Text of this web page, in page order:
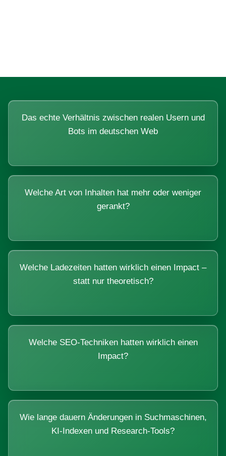
Das echte Verhältnis zwischen realen Usern und
Bots im deutschen Web
Welche Art von Inhalten hat mehr oder weniger
gerankt?
Welche Ladezeiten hatten wirklich einen Impact –
statt nur theoretisch?
Welche SEO-Techniken hatten wirklich einen
Impact?
Wie lange dauern Änderungen in Suchmaschinen,
KI-Indexen und Research-Tools?